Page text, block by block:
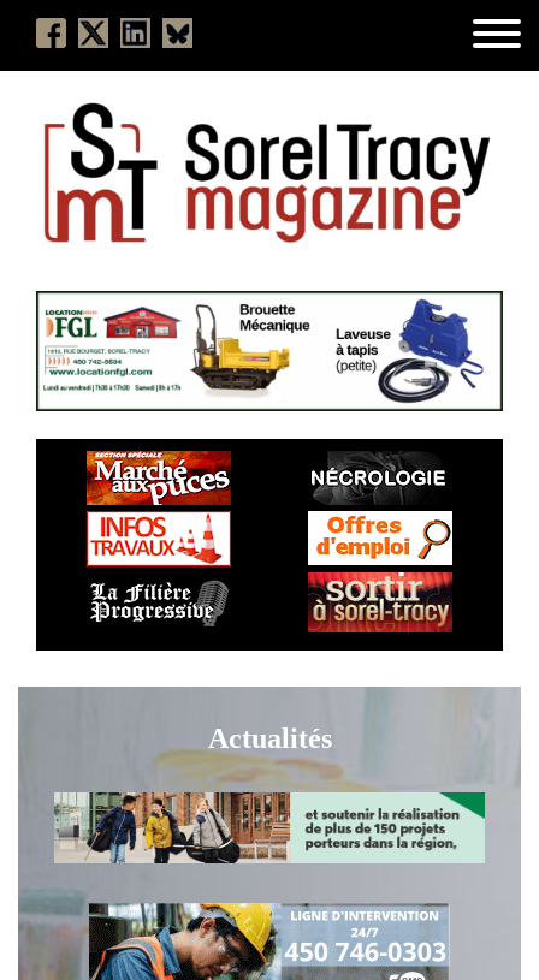
Actualités